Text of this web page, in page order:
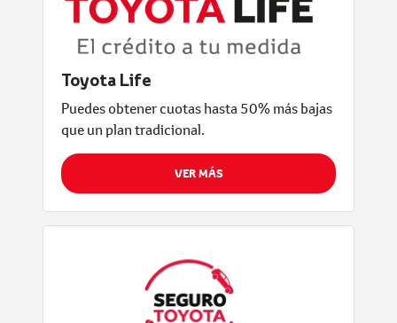
Toyota Life
Puedes obtener cuotas hasta 50% más bajas
que un plan tradicional.
VER MÁS